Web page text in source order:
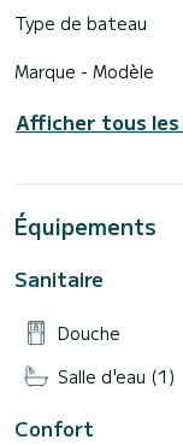
Type de bateau
Marque - Modèle
Afficher tous
Équipements
Sanitaire
Douche
Salle d'eau (1)
Confort